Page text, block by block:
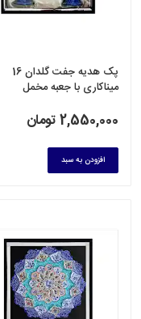
پک هدیه جفت گلدان 16
میناکاری با جعبه مخمل
2,550,000 تومان
افزودن به سبد